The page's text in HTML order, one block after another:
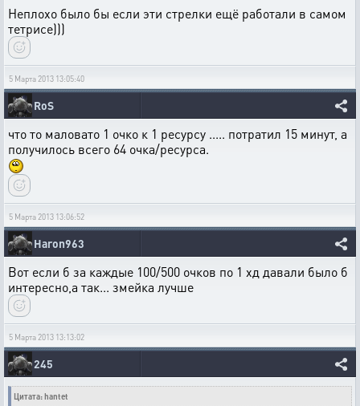
Неплохо было бы если эти стрелки ещё работали в самом
тетрисе)))
5 Марта 2013 13:05:40
RoS
что то маловато 1 очко к 1 ресурсу ..... потратил 15 минут, а
получилось всего 64 очка/ресурса.
5 Марта 2013 13:06:52
Haron963
Вот если б за каждые 100/500 очков по 1 хд давали было б
интересно,а так... змейка лучше
5 Марта 2013 13:13:02
245
Цитата: hantet